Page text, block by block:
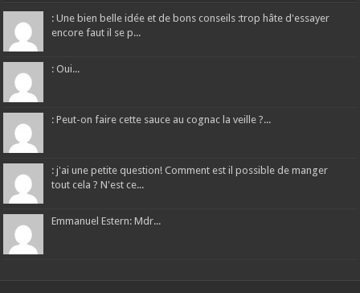
: Une bien belle idée et de bons conseils :trop hâte d'essayer
encore faut il se p...
: Oui...
: Peut-on faire cette sauce au cognac la veille ?...
: j'ai une petite question! Comment est il possible de manger
tout cela ? N'est ce...
Emmanuel Estern: Mdr...